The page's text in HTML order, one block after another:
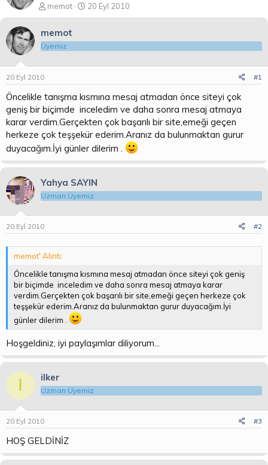
K
o
b
u
ş
l
a
t
a
memot
B
a
t
a
r
i
h
20 Eyl 2010
memot
Üyemiz
20 Eyl 2010 #1
Öncelikle tanışma kısmına mesaj atmadan önce siteyi çok
geniş bir biçimde inceledim ve daha sonra mesaj atmaya
karar verdim.Gerçekten çok başarılı bir site,emeği geçen
herkeze çok teşşekür ederim.Aranız da bulunmaktan gurur
duyacağım.İyi günler dilerim .
Yahya SAYIN
Uzman Üyemiz
20 Eyl 2010 #2
memot' Alıntı:
Öncelikle tanışma kısmına mesaj atmadan önce siteyi çok geniş
bir biçimde inceledim ve daha sonra mesaj atmaya karar
verdim.Gerçekten çok başarılı bir site,emeği geçen herkeze çok
teşşekür ederim.Aranız da bulunmaktan gurur duyacağım.İyi
günler dilerim .
Hoşgeldiniz, iyi paylaşımlar diliyorum...
I ilker
Uzman Üyemiz
20 Eyl 2010 #3
HOŞ GELDİNİZ